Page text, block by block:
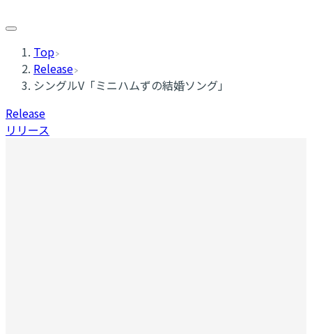
Top
Release
シングルV「ミニハムずの結婚ソング」
Release
リリース